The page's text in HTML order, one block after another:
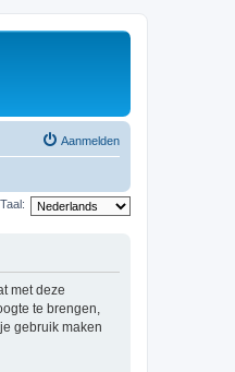
Aanmelden
Taal:
met deze
te brengen,
gebruik maken